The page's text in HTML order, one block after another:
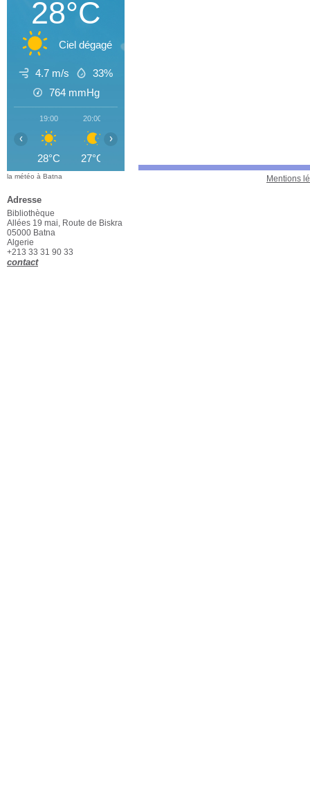
Mentions
28°C
Ciel dégagé
4.7 m/s
33%
764 mmHg
19:00
28°C
20:00
27°C
‹ ›
la météo à Batna
Adresse
Bibliothèque
Allées 19 mai, Route de Biskra
05000 Batna
Algerie
+213 33 31 90 33
contact